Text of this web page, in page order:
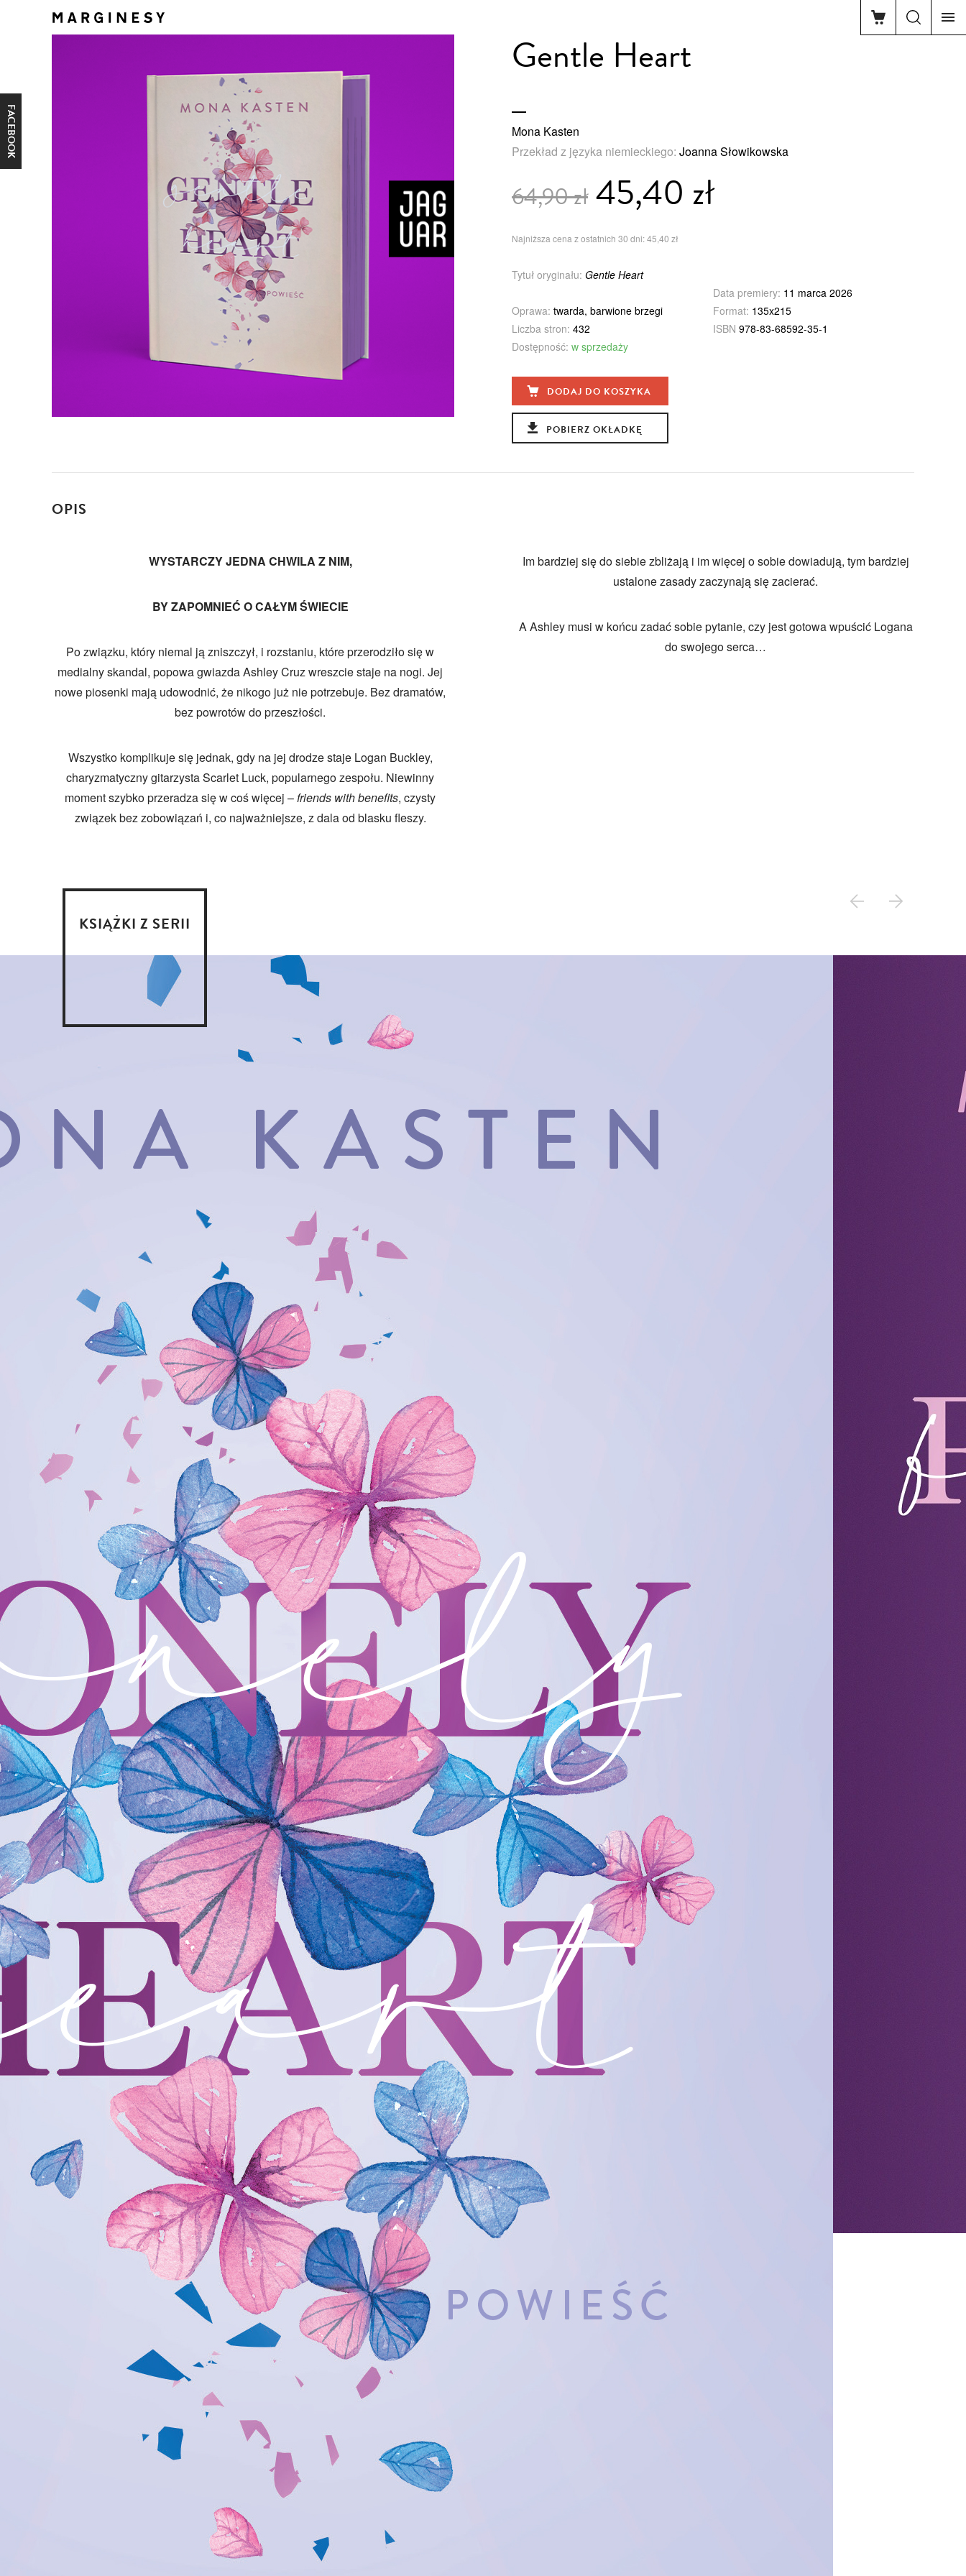
FACEBOOK
Gentle Heart
Mona Kasten
Przekład z języka niemieckiego: Joanna Słowikowska
64,90 zł45,40 zł
Najniższa cena z ostatnich 30 dni: 45,40 zł
Tytuł oryginału: Gentle Heart
Data premiery: 11 marca 2026
Oprawa: twarda, barwione brzegi Format: 135x215
Liczba stron: 432 ISBN 978-83-68592-35-1
Dostępność: w sprzedaży
DODAJ DO KOSZYKA
POBIERZ OKŁADKĘ
OPIS
WYSTARCZY JEDNA CHWILA Z NIM,
BY ZAPOMNIEĆ O CAŁYM ŚWIECIE
Po związku, który niemal ją zniszczył, i rozstaniu, które przerodziło się w
medialny skandal, popowa gwiazda Ashley Cruz wreszcie staje na nogi. Jej
nowe piosenki mają udowodnić, że nikogo już nie potrzebuje. Bez dramatów,
bez powrotów do przeszłości.
Wszystko komplikuje się jednak, gdy na jej drodze staje Logan Buckley,
charyzmatyczny gitarzysta Scarlet Luck, popularnego zespołu. Niewinny
moment szybko przeradza się w coś więcej –friends with benefits, czysty
związek bez zobowiązań i, co najważniejsze, z dala od blasku fleszy.
Im bardziej się do siebie zbliżają i im więcej o sobie dowiadują, tym bardziej
ustalone zasady zaczynają się zacierać.
A Ashley musi w końcu zadać sobie pytanie, czy jest gotowa wpuścić Logana
do swojego serca…
KSIĄŻKI Z SERII